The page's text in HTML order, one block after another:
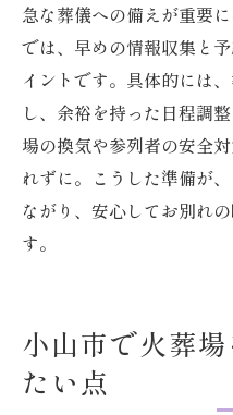
急な葬儀への備えが重要
では、早めの情報収集と
イントです。具体的には
し、余裕を持った日程調
場の換気や参列者の安全
れずに。こうした準備が
ながり、安心してお別れ
す。
小山市で火葬
たい点